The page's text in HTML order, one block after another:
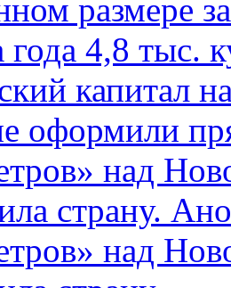
размере
года 4,8 тыс.
капитал
оформили
над
страну.
над